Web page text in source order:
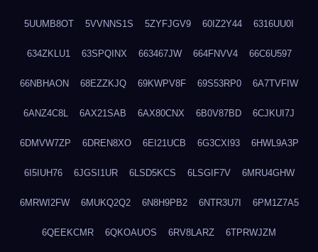
5UUMB8OT 5VVNNS1S 5ZYFJGV9 60IZ2Y44 6316UU0I
634ZKLU1 63SPQINX 663467JW 664FNVV4 66C6U597
66NBHAON 68EZZKJQ 69KWPV8F 69S53RP0 6A7TVFIW
6ANZ4C8L 6AX21SAB 6AX80CNX 6B0V87BD 6CJKUI7J
6DMVW7ZP 6DREN8XO 6EI21UCB 6G3CXI93 6HWL9A3P
6I5IUH76 6JGSI1UR 6LSD5KCS 6LSGIF7V 6MRU4GHW
6MRWI2FW 6MUKQ2Q2 6N8H9PB2 6NTR3U7I 6PM1Z7A5
6QEEKCMR 6QKOAUOS 6RV8LARZ 6TPRWJZM